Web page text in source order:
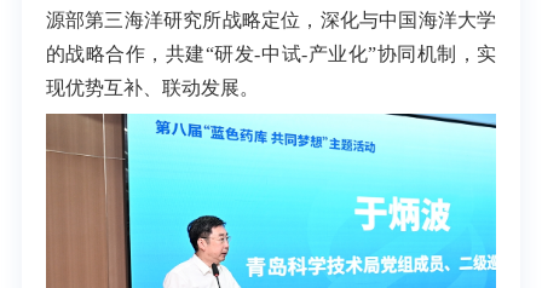
源部第三海洋研究所战略定位，深化与中国海洋大学
的战略合作，共建“研发-中试-产业化”协同机制，实
现优势互补、联动发展。